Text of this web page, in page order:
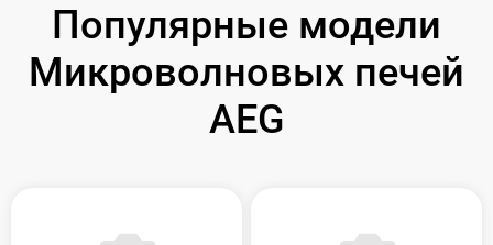
Популярные модели
Микроволновых печей
AEG